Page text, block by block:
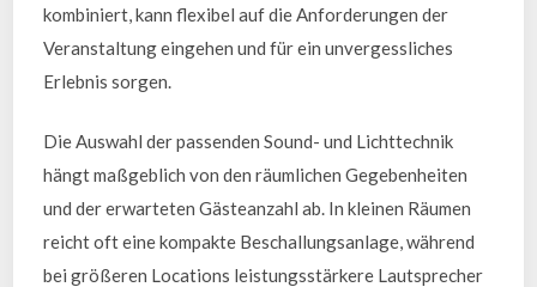
kombiniert, kann flexibel auf die Anforderungen der
Veranstaltung eingehen und für ein unvergessliches
Erlebnis sorgen.
Die Auswahl der passenden Sound- und Lichttechnik
hängt maßgeblich von den räumlichen Gegebenheiten
und der erwarteten Gästeanzahl ab. In kleinen Räumen
reicht oft eine kompakte Beschallungsanlage, während
bei größeren Locations leistungsstärkere Lautsprecher